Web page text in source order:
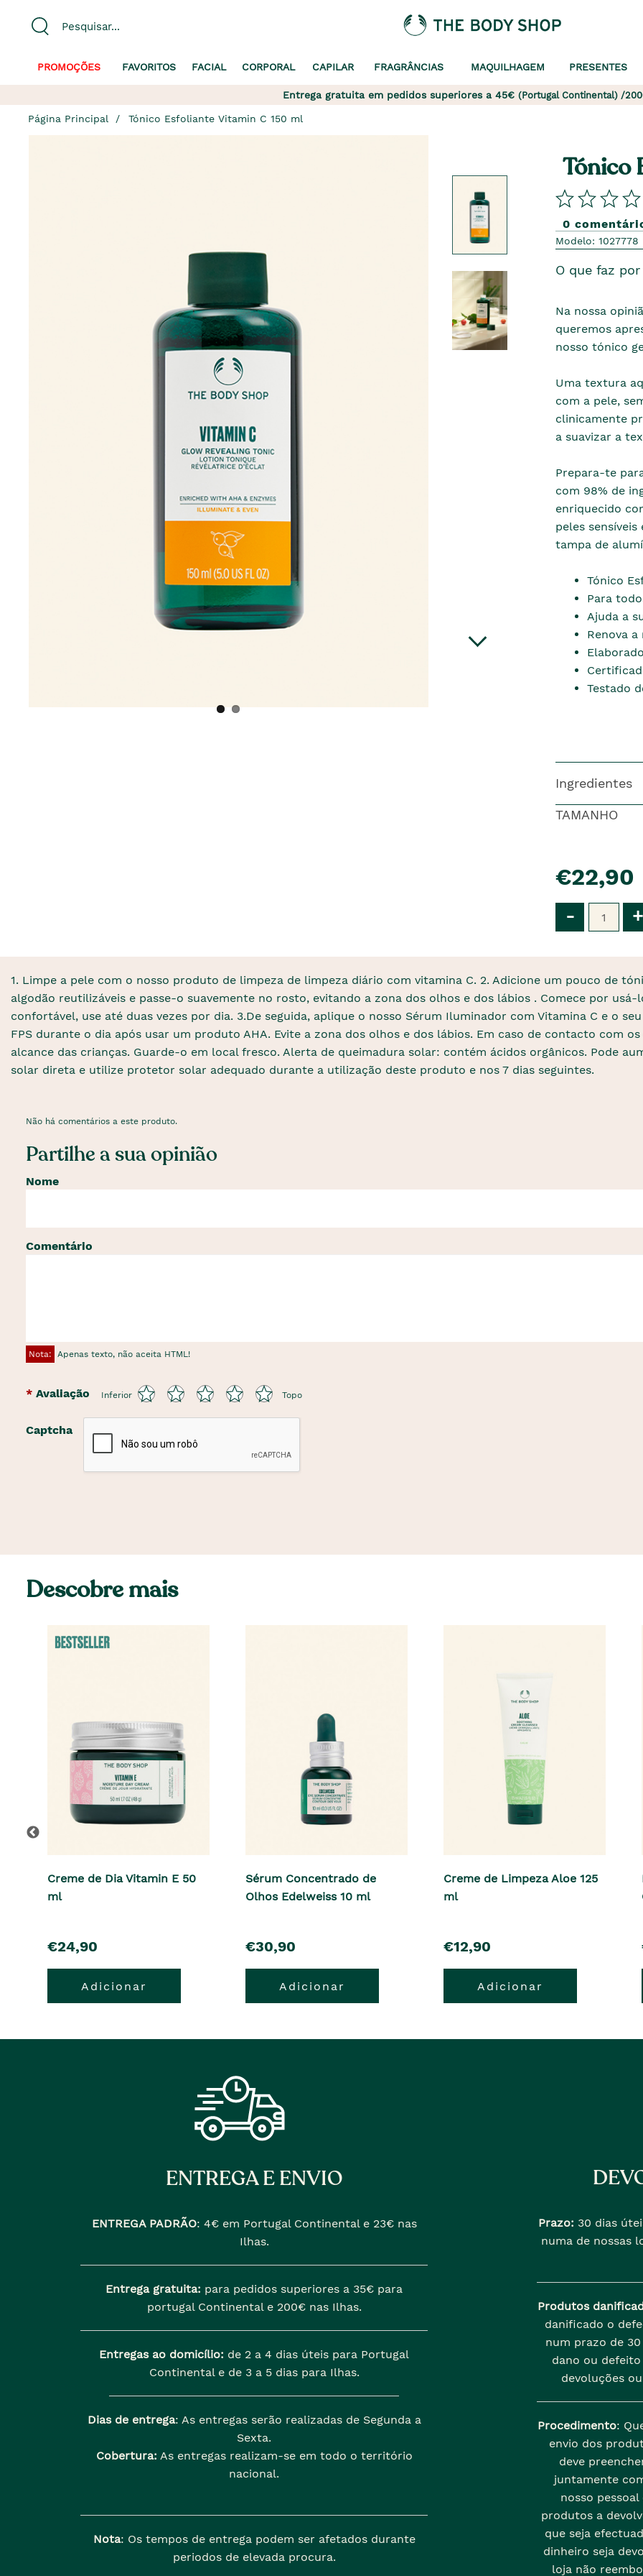
PROMOÇÕES FAVORITOS FACIAL CORPORAL CAPILAR FRAGRÂNCIAS MAQUILHAGEM PRESENTES
Entrega gratuita em pedidos superiores a 45€ (Portugal Continental) /
Página Principal Tónico Esfoliante Vitamin C 150 ml
Tónico
0
Modelo: 1027778
O que faz
Na nossa
queremos
nosso tónico
Uma textura
com a pele,
clinicamente
a suavizar a
Prepara-te
com 98% de
enriquecido
peles
tampa de
Tónico
Para
Ajuda a
Renova
Testado
Ingredientes
TAMANHO
€22,90
- +
1. Limpe a pele com o nosso produto de limpeza de limpeza diário com vitamina C. 2. Adicione um pouco de
algodão reutilizáveis ​​e passe-o suavemente no rosto, evitando a zona dos olhos e dos lábios . Comece por
confortável, use até duas vezes por dia. 3.De seguida, aplique o nosso Sérum Iluminador com Vitamina C e o
FPS durante o dia após usar um produto AHA. Evite a zona dos olhos e dos lábios. Em caso de contacto com
alcance das crianças. Guarde-o em local fresco. Alerta de queimadura solar: contém ácidos orgânicos. Pode
solar direta e utilize protetor solar adequado durante a utilização deste produto e nos 7 dias seguintes.
Não há comentários a este produto.
Partilhe a sua opinião
Nome
Comentário
Nota: Apenas texto, não aceita HTML!
Avaliação Inferior Topo
Captcha
Descobre mais
Creme de Dia Vitamin E 50
ml
pre�o
€24,90
Adicionar
Sérum Concentrado de
Olhos Edelweiss 10 ml
pre�o
€30,90
Adicionar
Creme de Limpeza Aloe 125
ml
pre�o
€12,90
Adicionar
ENTREGA E ENVIO
ENTREGA PADRÃO: 4€ em Portugal Continental e 23€ nas
Ilhas.
Entrega gratuita: para pedidos superiores a 35€ para
portugal Continental e 200€ nas Ilhas.
Entregas ao domicílio: de 2 a 4 dias úteis para Portugal
Continental e de 3 a 5 dias para Ilhas.
Dias de entrega: As entregas serão realizadas de Segunda a
Sexta.
Cobertura: As entregas realizam-se em todo o território
nacional.
Nota: Os tempos de entrega podem ser afetados durante
periodos de elevada procura.
Prazo: 30 dias
numa de nossas
Produtos
danificado o
num prazo de
dano ou
devoluções
Procedimento:
envio dos
deve
juntamente
nosso
produtos a
que seja
dinheiro seja
loja não